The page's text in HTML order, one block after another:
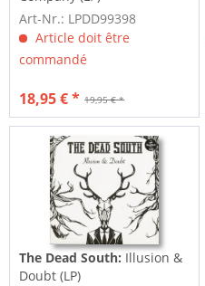
Art-Nr.: LPDD99398
Article doit être
commandé
19,95 € *
18,95 € *
The Dead South: Illusion &
Doubt (LP)